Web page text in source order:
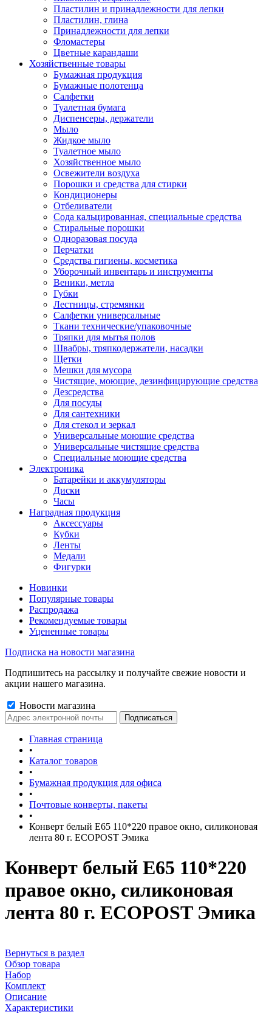
Пластилин и принадлежности для лепки
Пластилин, глина
Принадлежности для лепки
Фломастеры
Цветные карандаши
Хозяйственные товары
Бумажная продукция
Бумажные полотенца
Салфетки
Туалетная бумага
Диспенсеры, держатели
Мыло
Жидкое мыло
Туалетное мыло
Хозяйственное мыло
Освежители воздуха
Порошки и средства для стирки
Кондиционеры
Отбеливатели
Сода кальцированная, специальные средства
Стиральные порошки
Одноразовая посуда
Перчатки
Средства гигиены, косметика
Уборочный инвентарь и инструменты
Веники, метла
Губки
Лестницы, стремянки
Салфетки универсальные
Ткани технические/упаковочные
Тряпки для мытья полов
Швабры, тряпкодержатели, насадки
Щетки
Мешки для мусора
Чистящие, моющие, дезинфицирующие средства
Дезсредства
Для посуды
Для сантехники
Для стекол и зеркал
Универсальные моющие средства
Универсальные чистящие средства
Специальные моющие средства
Электроника
Батарейки и аккумуляторы
Диски
Часы
Наградная продукция
Аксессуары
Кубки
Ленты
Медали
Фигурки
Новинки
Популярные товары
Распродажа
Рекомендуемые товары
Уцененные товары
Подписка на новости магазина
Подпишитесь на рассылку и получайте свежие новости и
акции нашего магазина.
Новости магазина
Главная страница
•
Каталог товаров
•
Бумажная продукция для офиса
•
Почтовые конверты, пакеты
•
Конверт белый Е65 110*220 правое окно, силиконовая
лента 80 г. ECOPOST Эмика
Конверт белый Е65 110*220
правое окно, силиконовая
лента 80 г. ECOPOST Эмика
Вернуться в раздел
Обзор товара
Набор
Комплект
Описание
Характеристики